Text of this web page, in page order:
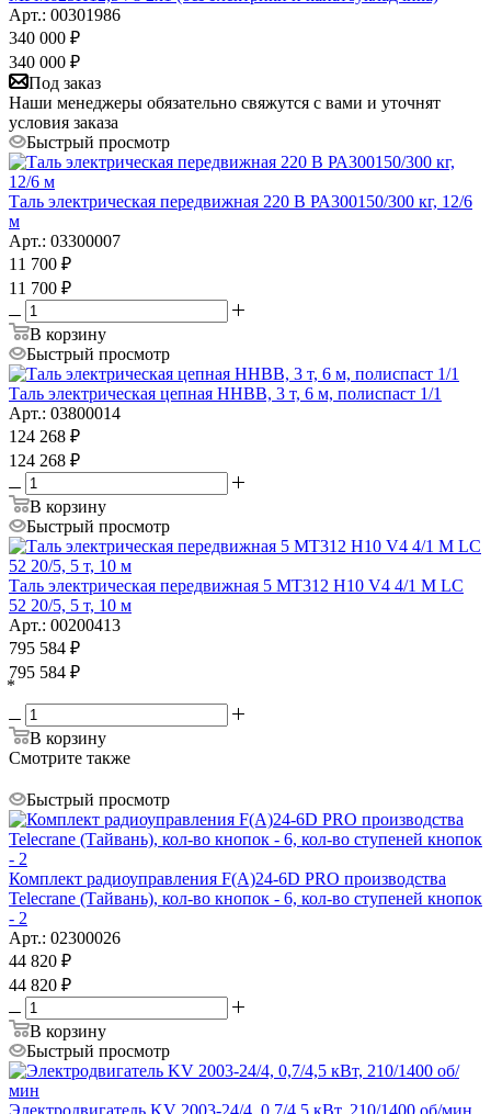
Арт.: 00301986
340 000 ₽
340 000 ₽
Под заказ
Наши менеджеры обязательно свяжутся с вами и уточнят
условия заказа
Быстрый просмотр
Таль электрическая передвижная 220 В РА300150/300 кг, 12/6
м
Арт.: 03300007
11 700 ₽
11 700 ₽
В корзину
Быстрый просмотр
Таль электрическая цепная HHBB, 3 т, 6 м, полиспаст 1/1
Арт.: 03800014
124 268 ₽
124 268 ₽
В корзину
Быстрый просмотр
Таль электрическая передвижная 5 MT312 H10 V4 4/1 M LC
52 20/5, 5 т, 10 м
Арт.: 00200413
795 584 ₽
795 584 ₽
*
В корзину
Смотрите также
Быстрый просмотр
Комплект радиоуправления F(A)24-6D PRO производства
Telecrane (Тайвань), кол-во кнопок - 6, кол-во ступеней кнопок
- 2
Арт.: 02300026
44 820 ₽
44 820 ₽
В корзину
Быстрый просмотр
Электродвигатель KV 2003-24/4, 0,7/4,5 кВт, 210/1400 об/мин